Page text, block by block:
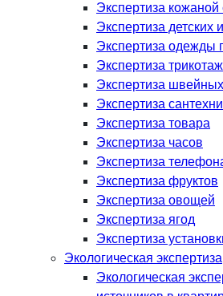
Экспертиза кожаной
Экспертиза детских
Экспертиза одежды
Экспертиза
Экспертиза
Экспертиза
Экспертиза товара
Экспертиза часов
Экспертиза
Экспертиза фруктов
Экспертиза овощей
Экспертиза ягод
Экспертиза
Экологическая экспертиза
Экологическая